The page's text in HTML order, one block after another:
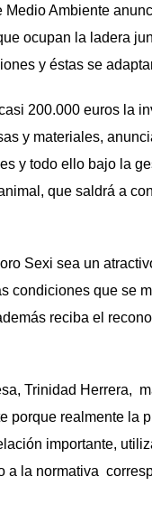
Ambiente
ocupan la ladera
y éstas se
200.000 euros la
y materiales,
y todo ello bajo la
que saldrá a
sea un
condiciones que se
reciba el
Herrera,
porque realmente la
importante,
a la normativa